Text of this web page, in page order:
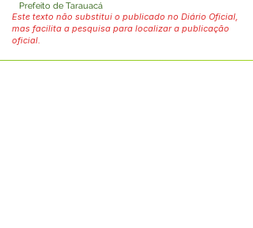
Prefeito de Tarauacá
Este texto não substitui o publicado no Diário Oficial,
mas facilita a pesquisa para localizar a publicação
oficial.